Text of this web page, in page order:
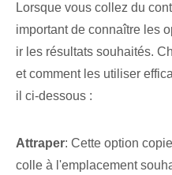
Lorsque vous collez du
important de connaître les
ir les résultats souhaités.
et comment les utiliser
il ci-dessous :
Attraper: Cette option
colle à l'emplacement